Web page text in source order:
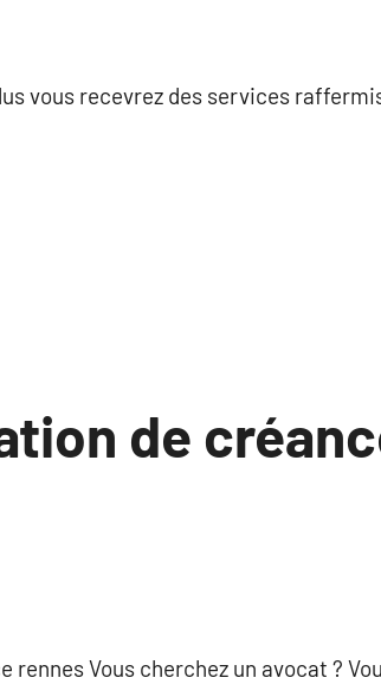
vous recevrez des services
de
Vous cherchez un avocat ?